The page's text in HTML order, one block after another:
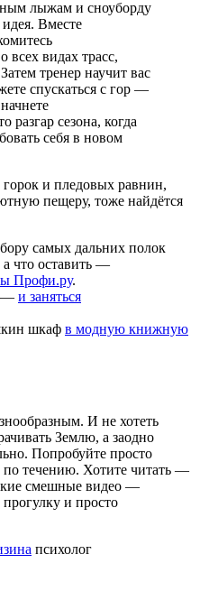
лыжам и сноуборду
Вместе
всех видах трасс,
тренер научит вас
спускаться с гор —
разгар сезона, когда
себя в новом
и пледовых равнин,
пещеру, тоже найдётся
самых дальних полок
что оставить —
Профи.ру.
— и заняться
шкаф в модную книжную
И не хотеть
Землю, а заодно
Попробуйте просто
по течению. Хотите читать —
смешные видео —
и просто
психолог